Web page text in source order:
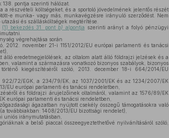
pontja szerinti hálózat.
részvételi költségeket, és a sportoló jövedelmének jelentős részét
e munka- vagy más, munkavégzésre irányuló szerződést. Nem
és szállásköltségek megtérítése.
(1) bekezdés 31. pont b) alpontja szerinti arányt a folyó pénzügyi
végrehajtása során
2012. november 21-i 1151/2012/EU európai parlamenti és tanácsi
eredetmegjelölések, az oltalom alatt álló földrajzi jelzések és a
valamint a származásra vonatkozó bizonyos szabályok, bizonyos
kiegészítéséről szóló, 2013. december 18-i 664/2014/EU
72/EGK, a 234/79/EK, az 1037/2001/EK és az 1234/2007/EK
EU európai parlamenti és tanácsi rendeletben,
és földrajzi árujelzőinek oltalmáról, valamint az 1576/89/EK
európai parlamenti és tanácsi rendeletben,
ágazatban nyújtott csekély összegű támogatásokra való
továbbiakban: 1408/2013/EU bizottsági rendelet),
uniós iránymutatásban,
a belső piaccal összeegyeztethetővé nyilvánításáról szóló,